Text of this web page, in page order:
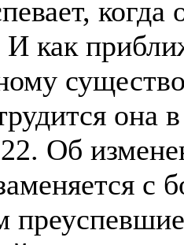
И как
она
Об
с